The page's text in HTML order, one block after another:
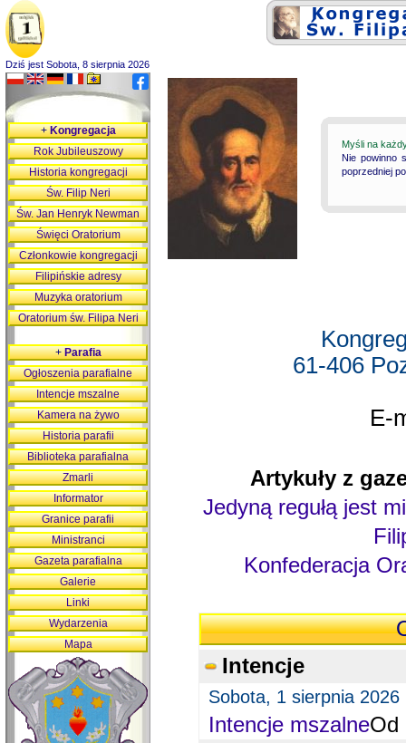
Dziś jest Sobota, 8 sierpnia 2026
Myśli na
Nie powinno
poprzedniej
61-406
E-
Artykuły z
Jedyną regułą jest
Konfederacja
Intencje
Sobota, 1 sierpnia 2026
Intencje mszalneOd
+Kongregacja
Rok Jubileuszowy
Historia kongregacji
Św. Filip Neri
Św. Jan Henryk Newman
Święci Oratorium
Członkowie kongregacji
Filipińskie adresy
Muzyka oratorium
Oratorium św. Filipa Neri
+Parafia
Ogłoszenia parafialne
Intencje mszalne
Kamera na żywo
Historia parafii
Biblioteka parafialna
Zmarli
Informator
Granice parafii
Ministranci
Gazeta parafialna
Galerie
Linki
Wydarzenia
Mapa